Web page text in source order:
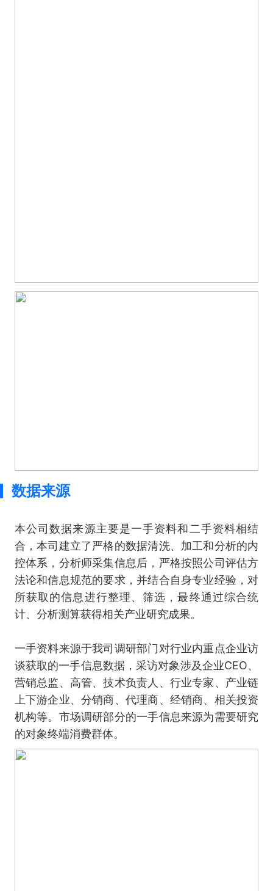
数据来源
本公司数据来源主要是一手资料和二手资料相结
合，本司建立了严格的数据清洗、加工和分析的内
控体系，分析师采集信息后，严格按照公司评估方
法论和信息规范的要求，并结合自身专业经验，对
所获取的信息进行整理、筛选，最终通过综合统
计、分析测算获得相关产业研究成果。
一手资料来源于我司调研部门对行业内重点企业访
谈获取的一手信息数据，采访对象涉及企业CEO、
营销总监、高管、技术负责人、行业专家、产业链
上下游企业、分销商、代理商、经销商、相关投资
机构等。市场调研部分的一手信息来源为需要研究
的对象终端消费群体。